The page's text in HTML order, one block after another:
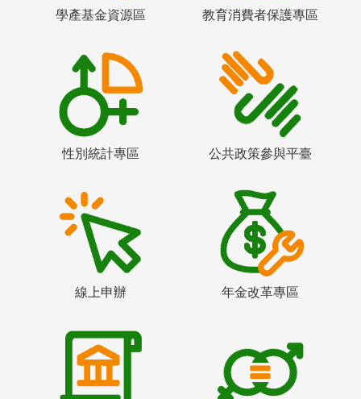
學產基金資源區 教育消費者保護專區
性別統計專區 公共政策參與平臺
線上申辦 年金改革專區